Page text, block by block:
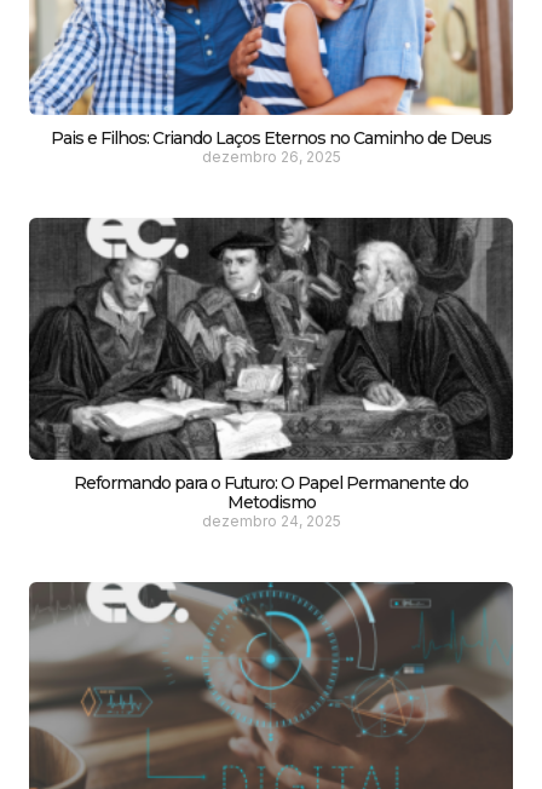
Pais e Filhos: Criando Laços Eternos no Caminho de Deus
dezembro 26, 2025
Reformando para o Futuro: O Papel Permanente do
Metodismo
dezembro 24, 2025